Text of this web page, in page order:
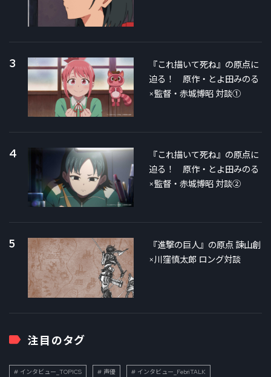
3
『これ描いて死ね』の原点に
迫る！ 原作・とよ田みのる
×監督・赤城博昭 対談①
4
『これ描いて死ね』の原点に
迫る！ 原作・とよ田みのる
×監督・赤城博昭 対談②
5
『進撃の巨人』の原点 諫山創
×川窪慎太郎 ロング対談
注目のタグ
インタビュー_TOPICS 声優 インタビュー_FebriTALK